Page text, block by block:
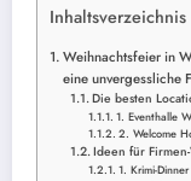
Inhaltsverzeichnis
Weihnachtsfeier in
eine unvergessliche
Die besten
1. Eventhalle
2. Welcome
Ideen für
1. Krimi-